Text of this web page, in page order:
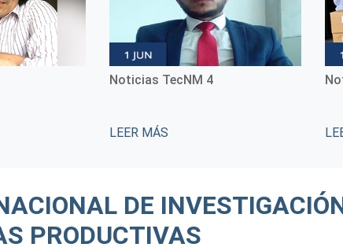
Noticias TecNM 5
LEER MÁS
DE
PRODUCTIVAS